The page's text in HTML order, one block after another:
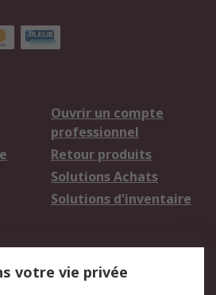
Ouvrir un compte
professionnel
Retour produits
Solutions Achats
Solutions d'inventaire
votre vie privée